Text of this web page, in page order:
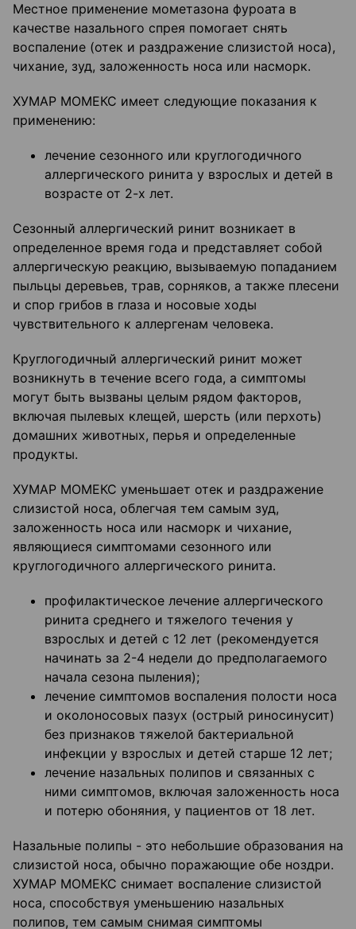
Местное применение мометазона фуроата в
качестве назального спрея помогает снять
воспаление (отек и раздражение слизистой носа),
чихание, зуд, заложенность носа или насморк.
ХУМАР МОМЕКС имеет следующие показания к
применению:
лечение сезонного или круглогодичного
аллергического ринита у взрослых и детей в
возрасте от 2-х лет.
Сезонный аллергический ринит возникает в
определенное время года и представляет собой
аллергическую реакцию, вызываемую попаданием
пыльцы деревьев, трав, сорняков, а также плесени
и спор грибов в глаза и носовые ходы
чувствительного к аллергенам человека.
Круглогодичный аллергический ринит может
возникнуть в течение всего года, а симптомы
могут быть вызваны целым рядом факторов,
включая пылевых клещей, шерсть (или перхоть)
домашних животных, перья и определенные
продукты.
ХУМАР МОМЕКС уменьшает отек и раздражение
слизистой носа, облегчая тем самым зуд,
заложенность носа или насморк и чихание,
являющиеся симптомами сезонного или
круглогодичного аллергического ринита.
профилактическое лечение аллергического
ринита среднего и тяжелого течения у
взрослых и детей с 12 лет (рекомендуется
начинать за 2-4 недели до предполагаемого
начала сезона пыления);
лечение симптомов воспаления полости носа
и околоносовых пазух (острый риносинусит)
без признаков тяжелой бактериальной
инфекции у взрослых и детей старше 12 лет;
лечение назальных полипов и связанных с
ними симптомов, включая заложенность носа
и потерю обоняния, у пациентов от 18 лет.
Назальные полипы - это небольшие образования на
слизистой носа, обычно поражающие обе ноздри.
ХУМАР МОМЕКС снимает воспаление слизистой
носа, способствуя уменьшению назальных
полипов, тем самым снимая симптомы